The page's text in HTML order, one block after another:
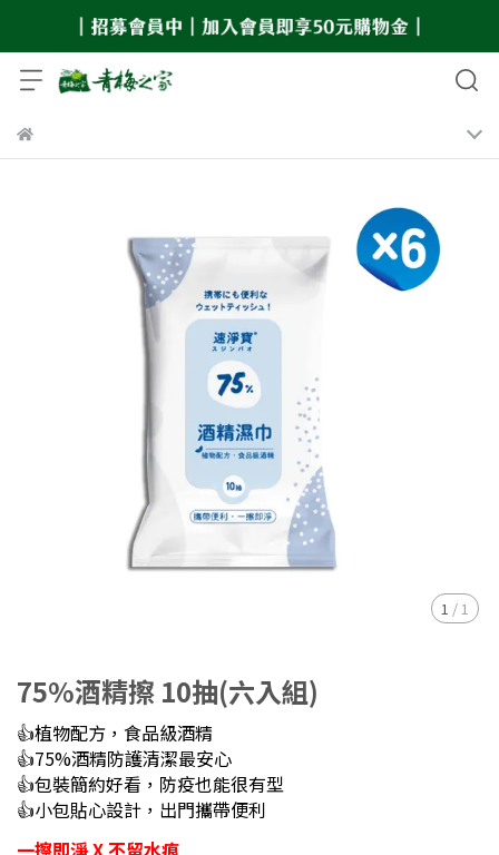
1 / 1
75%酒精擦 10抽(六入組)
👍植物配方，食品級酒精
👍75%酒精防護清潔最安心
👍包裝簡約好看，防疫也能很有型
👍小包貼心設計，出門攜帶便利
一擦即淨 X 不留水痕